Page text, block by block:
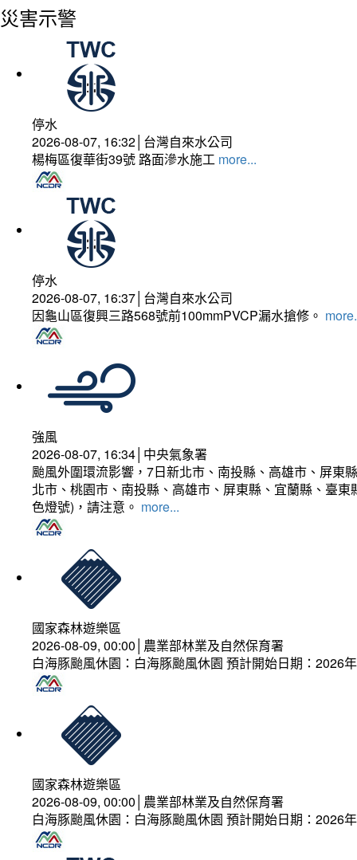
災害示警
停水
2026-08-07, 16:32│台灣自來水公司
楊梅區復華街39號 路面滲水施工 more...
停水
2026-08-07, 16:37│台灣自來水公司
因龜山區復興三路568號前100mmPVCP漏水搶修。
強風
2026-08-07, 16:34│中央氣象署
颱風外圍環流影響，7日新北市、南投縣、高雄市、屏東
北市、桃園市、南投縣、高雄市、屏東縣、宜蘭縣、臺
色燈號)，請注意。 more...
國家森林遊樂區
2026-08-09, 00:00│農業部林業及自然保育署
白海豚颱風休園：白海豚颱風休園 預計開始日期：2026
國家森林遊樂區
2026-08-09, 00:00│農業部林業及自然保育署
白海豚颱風休園：白海豚颱風休園 預計開始日期：2026